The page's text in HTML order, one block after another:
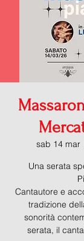
sab 14 mar
Una serata
Cantautore e
tradizione
sonorità